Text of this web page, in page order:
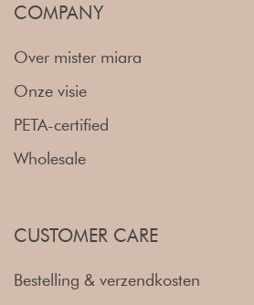
COMPANY
Over mister miara
Onze visie
PETA-certified
Wholesale
CUSTOMER CARE
Bestelling & verzendkosten